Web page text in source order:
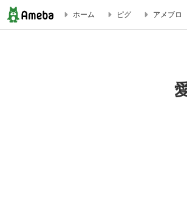
河北新報の夕刊一面に掲載 | 愛さんさん
ホーム ピグ アメブロ